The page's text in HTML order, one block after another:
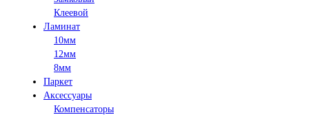
Клеевой
Ламинат
10мм
12мм
8мм
Паркет
Аксессуары
Компенсаторы